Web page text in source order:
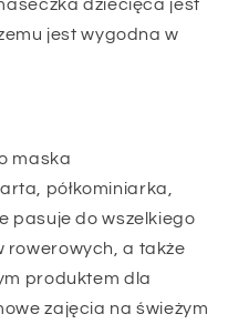
dziecięca jest
jest wygodna w
maska
półkominiarka,
pasuje do wszelkiego
rowerowych, a także
produktem dla
zajęcia na świeżym